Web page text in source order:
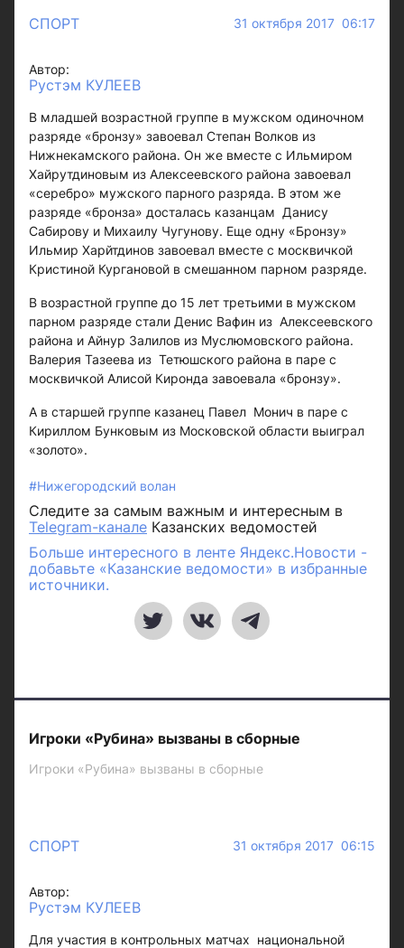
СПОРТ 31 октября 2017 06:17
Автор:
Рустэм КУЛЕЕВ
В младшей возрастной группе в мужском одиночном
разряде «бронзу» завоевал Степан Волков из
Нижнекамского района. Он же вместе с Ильмиром
Хайрутдиновым из Алексеевского района завоевал
«серебро» мужского парного разряда. В этом же
разряде «бронза» досталась казанцам Данису
Сабирову и Михаилу Чугунову. Еще одну «Бронзу»
Ильмир Харйтдинов завоевал вместе с москвичкой
Кристиной Кургановой в смешанном парном разряде.
В возрастной группе до 15 лет третьими в мужском
парном разряде стали Денис Вафин из Алексеевского
района и Айнур Залилов из Муслюмовского района.
Валерия Тазеева из Тетюшского района в паре с
москвичкой Алисой Киронда завоевала «бронзу».
А в старшей группе казанец Павел Монич в паре с
Кириллом Бунковым из Московской области выиграл
«золото».
#Нижегородский волан
Следите за самым важным и интересным в
Telegram-канале Казанских ведомостей
Больше интересного в ленте Яндекс.Новости -
добавьте «Казанские ведомости» в избранные
источники.
Игроки «Рубина» вызваны в сборные
Игроки «Рубина» вызваны в сборные
СПОРТ 31 октября 2017 06:15
Автор:
Рустэм КУЛЕЕВ
Для участия в контрольных матчах национальной